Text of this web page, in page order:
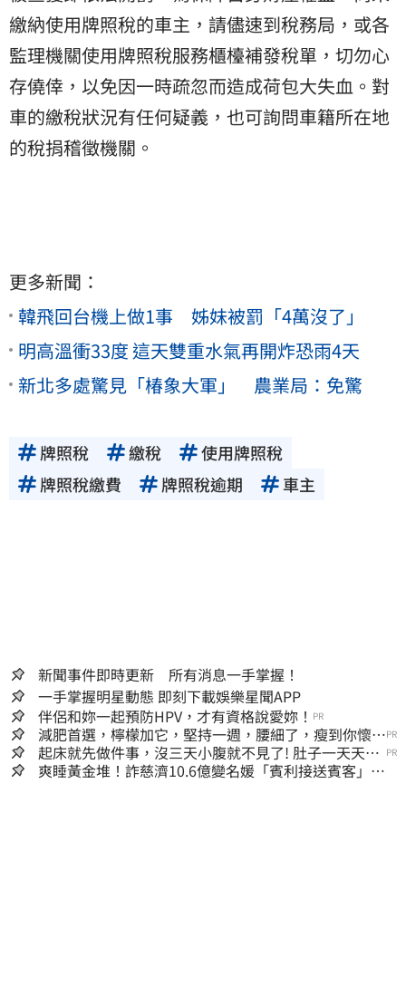
繳納使用牌照稅的車主，請儘速到稅務局，或各
監理機關使用牌照稅服務櫃檯補發稅單，切勿心
存僥倖，以免因一時疏忽而造成荷包大失血。對
車的繳稅狀況有任何疑義，也可詢問車籍所在地
的稅捐稽徵機關。
更多新聞：
韓飛回台機上做1事 姊妹被罰「4萬沒了」
明高溫衝33度 這天雙重水氣再開炸恐雨4天
新北多處驚見「椿象大軍」 農業局：免驚
牌照稅 繳稅
使用牌照稅
牌照稅繳費
牌照稅逾期 車主
新聞事件即時更新 所有消息一手掌握！
一手掌握明星動態 即刻下載娛樂星聞APP
伴侶和妳一起預防HPV，才有資格說愛妳！ PR
減肥首選，檸檬加它，堅持一週，腰細了，瘦到你懷疑
人生
PR
起床就先做件事，沒三天小腹就不見了! 肚子一天天變
小！
PR
爽睡黃金堆！詐慈濟10.6億變名媛「賓利接送賓客」女